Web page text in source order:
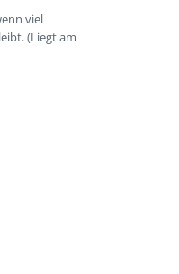
viel
(Liegt am